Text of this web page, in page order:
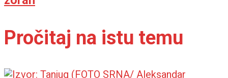
Pročitaj na istu temu